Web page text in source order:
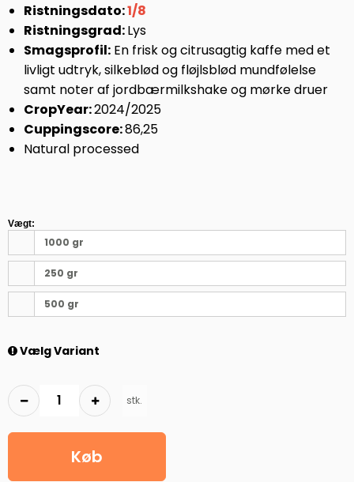
Ristningsdato:1/8
Ristningsgrad:Lys
Smagsprofil: En frisk og citrusagtig kaffe med et
livligt udtryk, silkeblød og fløjlsblød mundfølelse
samt noter af jordbærmilkshake og mørke druer
CropYear:2024/2025
Cuppingscore:86,25
Natural processed
Vægt:
1000 gr
250 gr
500 gr
Vælg Variant
stk.
Køb